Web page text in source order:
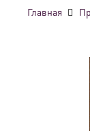
Главная